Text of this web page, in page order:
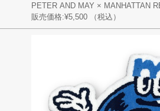
PETER AND MAY × MANHATTAN
販売価格:¥5,500 （税込）